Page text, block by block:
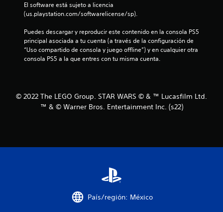
El software está sujeto a licencia
(us.playstation.com/softwarelicense/sp).
Puedes descargar y reproducir este contenido en la consola PS5
principal asociada a tu cuenta (a través de la configuración de
“Uso compartido de consola y juego offline”) y en cualquier otra
consola PS5 a la que entres con tu misma cuenta.
© 2022 The LEGO Group. STAR WARS © & ™ Lucasfilm Ltd.
™ & © Warner Bros. Entertainment Inc. (s22)
País/región: México